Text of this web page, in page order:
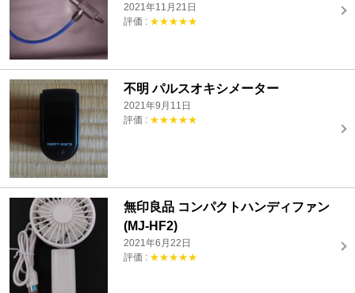
2021年11月21日
評価 : ★★★★★
不明 パルスオキシメーター
2021年9月11日
評価 : ★★★★★
無印良品 コンパクトハンディファン
(MJ-HF2)
2021年6月22日
評価 : ★★★★★